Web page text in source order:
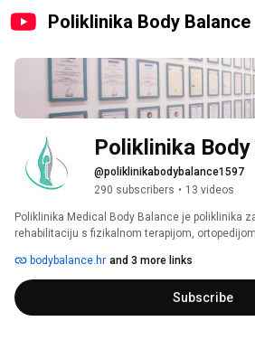
Poliklinika Body Balance
Poliklinika
@poliklinikabodybalance1597
290 subscribers • 13 videos
Poliklinika Medical Body Balance je poliklinika
rehabilitaciju s fizikalnom terapijom,
adresi Ulica Frane Kesterčaneka 2b. Vlasnik i
Viboh, dipl. physioth., službeni fizioterapeut
reprezentacije i naše najbolje tenisačice Donne
bodybalance.hr and 3 more links
Subscribe